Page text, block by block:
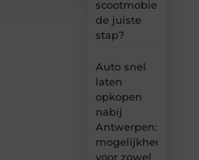
scootmobiel
de juiste
stap?
Auto snel
laten
opkopen
nabij
Antwerpen:
mogelijkheden
voor zowel